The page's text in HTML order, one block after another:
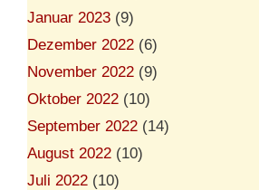
Januar 2023 (9)
Dezember 2022 (6)
November 2022 (9)
Oktober 2022 (10)
September 2022 (14)
August 2022 (10)
Juli 2022 (10)